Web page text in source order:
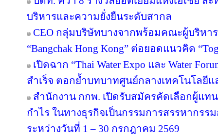
บริหารและความยั่งยืนระดับสากล
CEO กลุ่มบริษัทบางจากพร้อมคณะผู้บริหา
“Bangchak Hong Kong” ต่อยอดแนวคิด
เปิดฉาก “Thai Water Expo และ Water
สำเร็จ ตอกย้ำบทบาทศูนย์กลางเทคโนโล
สำนักงาน กกพ. เปิดรับสมัครคัดเลือกผู้แท
กำไร ในทางธุรกิจเป็นกรรมการสรรหากรร
ระหว่างวันที่ 1 – 30 กรกฎาคม 2569